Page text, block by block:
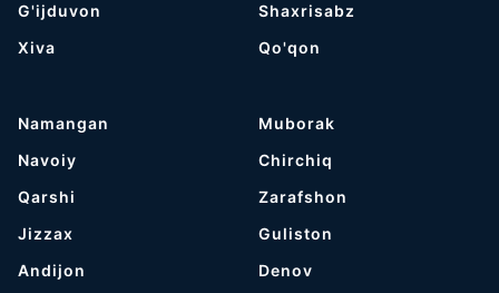
G'ijduvon
Хiva
Shaxrisabz
Qo'qon
Namangan
Navoiy
Qarshi
Jizzax
Andijon
Muborak
Chirchiq
Zarafshon
Guliston
Denov